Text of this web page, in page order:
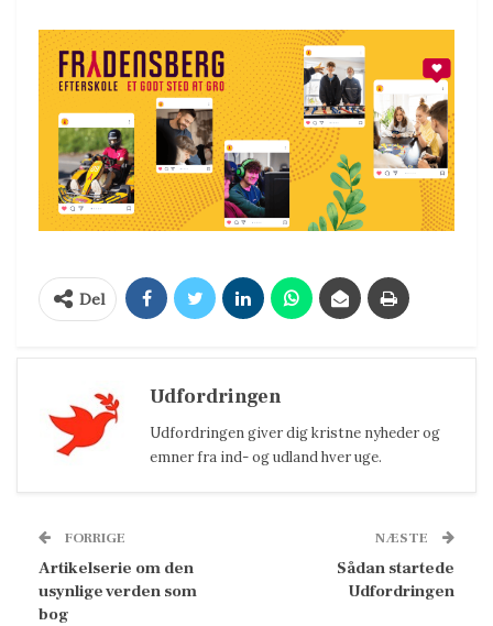
Del
Udfordringen
Udfordringen giver dig kristne nyheder og
emner fra ind- og udland hver uge.
FORRIGE
Artikelserie om den
usynlige verden som
bog
NÆSTE
Sådan startede
Udfordringen